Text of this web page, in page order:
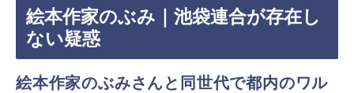
絵本作家のぶみ｜池袋連合が存在し
ない疑惑
絵本作家のぶみさんと 同世代で都内のワル